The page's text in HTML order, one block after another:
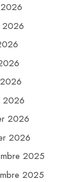
2026
2026
2026
2026
2025
2025